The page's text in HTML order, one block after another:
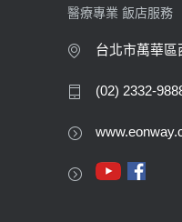
醫療專業 飯店服務
台北市萬華區
(02) 2332-